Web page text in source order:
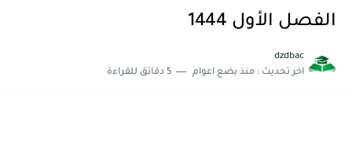
الفصل الأول 1444
dzdbac
اخر تحديث : منذ بضع اعوام 5 دقائق للقراءة